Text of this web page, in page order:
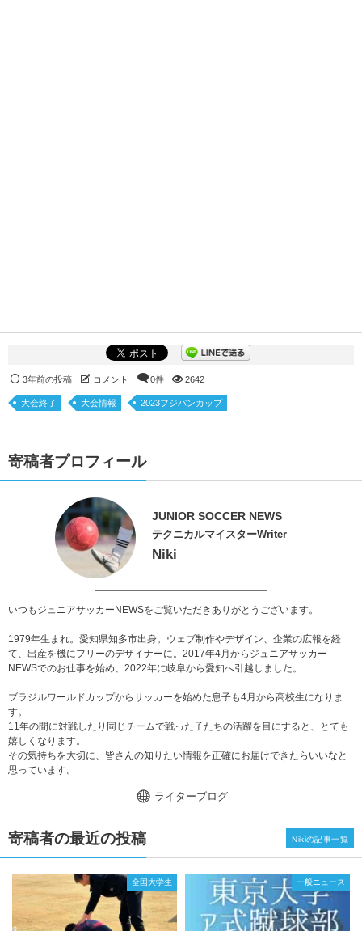
3年前の投稿 コメント 0件 2642
大会終了 大会情報 2023フジパンカップ
寄稿者プロフィール
JUNIOR SOCCER NEWS
テクニカルマイスターWriter
Niki
いつもジュニアサッカーNEWSをご覧いただきありがとうございます。
1979年生まれ。愛知県知多市出身。ウェブ制作やデザイン、企業の広報を経
て、出産を機にフリーのデザイナーに。2017年4月からジュニアサッカー
NEWSでのお仕事を始め、2022年に岐阜から愛知へ引越しました。
ブラジルワールドカップからサッカーを始めた息子も4月から高校生になりま
す。
11年の間に対戦したり同じチームで戦った子たちの活躍を目にすると、とても
嬉しくなります。
その気持ちを大切に、皆さんの知りたい情報を正確にお届けできたらいいなと
思っています。
ライターブログ
寄稿者の最近の投稿
全国大学生 一般ニュース
Nikiの記事一覧